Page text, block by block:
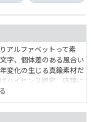
アルファベットって素
字、個体差のある風合い
変化の生じる真鍮素材だ
ハイセンス認定、店舗に
示します。